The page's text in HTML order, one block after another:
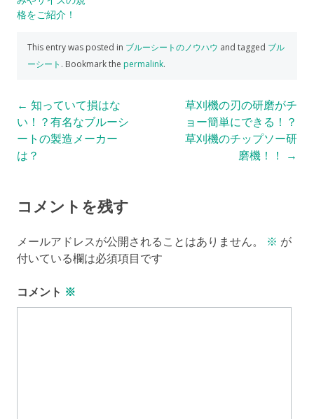
格をご紹介！
This entry was posted in ブルーシートのノウハウ and tagged ブル
ーシート . Bookmark the permalink.
Post
navigation
← 知っていて損はな
い！？有名なブルーシ
ートの製造メーカー
は？
草刈機の刃の研磨がチ
ョー簡単にできる！？
草刈機のチップソー研
磨機！！
→
コメントを残す
メールアドレスが公開されることはありません。 ※ が
付いている欄は必須項目です
コメント ※